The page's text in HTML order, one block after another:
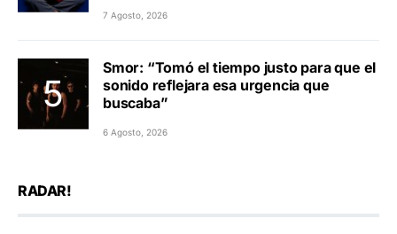
7 Agosto, 2026
Smor: “Tomó el tiempo justo para que el
sonido reflejara esa urgencia que
buscaba”
6 Agosto, 2026
RADAR!